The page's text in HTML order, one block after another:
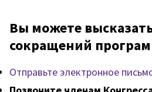
Вы можете
сокращений
Отправьте электронное